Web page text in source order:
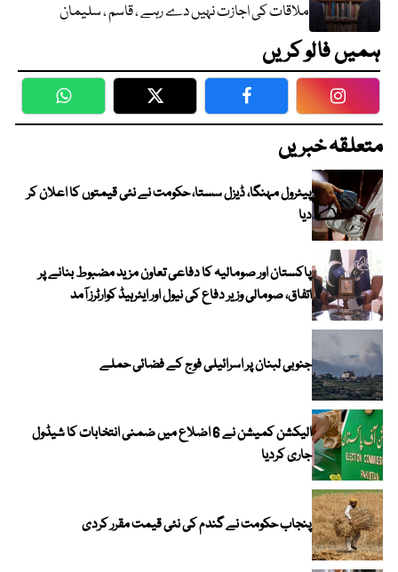
ملاقات کی اجازت نہیں دے رہے ، قاسم ، سلیمان
ہمیں فالو کریں
WhatsApp Twitter Facebook
متعلقہ خبریں
پیٹرول مہنگا، ڈیزل سستا، حکومت نے نئی قیمتوں کا اعلان کر
دیا
پاکستان اور صومالیہ کا دفاعی تعاون مزید مضبوط بنانے پر
اتفاق، صومالی وزیر دفاع کی نیول اور ایئرہیڈ کوارٹرز آمد
جنوبی لبنان پر اسرائیلی فوج کے فضائی حملے
الیکشن کمیشن نے 6 اضلاع میں ضمنی انتخابات کا شیڈول
جاری کردیا
پنجاب حکومت نے گندم کی نئی قیمت مقرر کردی